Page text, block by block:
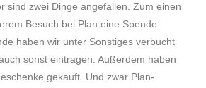
sind zwei Dinge angefallen. Zum einen
Besuch bei Plan eine Spende
haben wir unter Sonstiges verbucht
sonst eintragen. Außerdem haben
gekauft. Und zwar Plan-